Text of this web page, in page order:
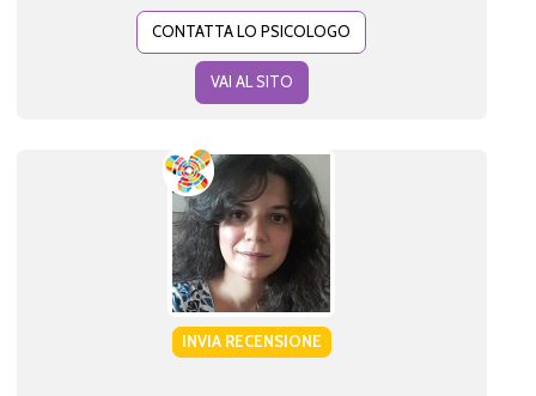
CONTATTA LO PSICOLOGO
VAI AL SITO
INVIA RECENSIONE